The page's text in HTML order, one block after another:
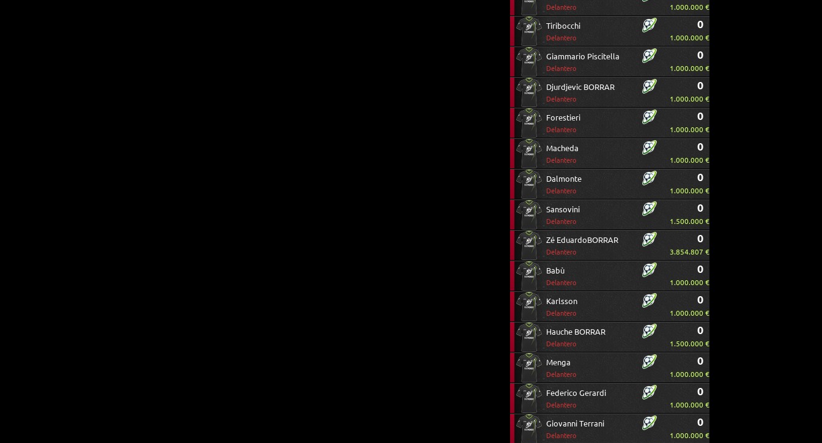
Delantero 1.000.000 €
Tiribocchi
Delantero
0
1.000.000 €
Giammario Piscitella
Delantero
0
1.000.000 €
Djurdjevic BORRAR
Delantero
0
1.000.000 €
Forestieri
Delantero
0
1.000.000 €
Macheda
Delantero
0
1.000.000 €
Dalmonte
Delantero
0
1.000.000 €
Sansovini
Delantero
0
1.500.000 €
Zé EduardoBORRAR
Delantero
0
3.854.807 €
Babù
Delantero
0
1.000.000 €
Karlsson
Delantero
0
1.000.000 €
Hauche BORRAR
Delantero
0
1.500.000 €
Menga
Delantero
0
1.000.000 €
Federico Gerardi
Delantero
0
1.000.000 €
Giovanni Terrani
Delantero
0
1.000.000 €